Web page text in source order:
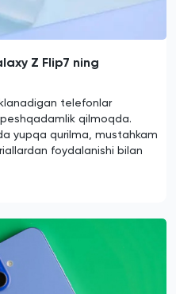
Z Flip7 ning
telefonlar
qilmoqda.
yupqa qurilma, mustahkam
foydalanishi bilan